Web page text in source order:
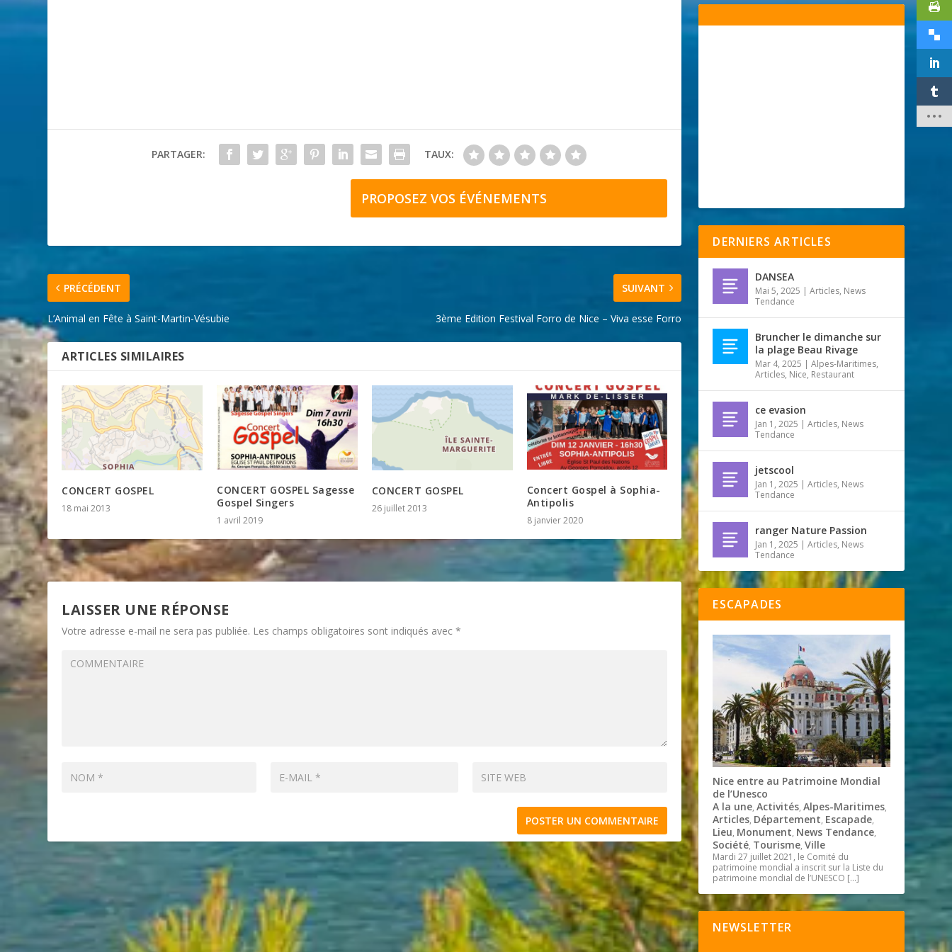
PARTAGER: TAUX:
PROPOSEZ VOS ÉVÉNEMENTS
PRÉCÉDENT
L’Animal en Fête à Saint-Martin-Vésubie
SUIVANT
3ème Edition Festival Forro de Nice – Viva esse Forro
ARTICLES SIMILAIRES
CONCERT GOSPEL
18 mai 2013
CONCERT GOSPEL Sagesse
Gospel Singers
1 avril 2019
CONCERT GOSPEL
26 juillet 2013
Concert Gospel à Sophia-
Antipolis
8 janvier 2020
LAISSER UNE RÉPONSE
Votre adresse e-mail ne sera pas publiée. Les champs obligatoires sont indiqués avec*
DERNIERS ARTICLES
DANSEA
Mai 5, 2025 |Articles, News
Tendance
Bruncher le dimanche sur
la plage Beau Rivage
Mar 4, 2025 |Alpes-Maritimes,
Articles, Nice, Restaurant
ce evasion
Jan 1, 2025 |Articles, News
Tendance
jetscool
Jan 1, 2025 |Articles, News
Tendance
ranger Nature Passion
Jan 1, 2025 |Articles, News
Tendance
ESCAPADES
Nice entre au Patrimoine Mondial
de l’Unesco
A la une,Activités,Alpes-Maritimes,
Articles, Département, Escapade,
Lieu, Monument, News Tendance,
Société, Tourisme,Ville
Mardi 27 juillet 2021, le Comité du
patrimoine mondial a inscrit sur la Liste du
patrimoine mondial de l’UNESCO […]
NEWSLETTER